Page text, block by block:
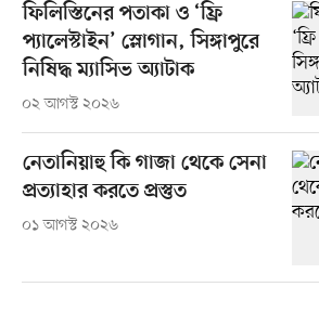
ফিলিস্তিনের পতাকা ও ‘ফ্রি
প্যালেস্টাইন’ স্লোগান, সিঙ্গাপুরে
নিষিদ্ধ ম্যাসিভ অ্যাটাক
০২ আগস্ট ২০২৬
নেতানিয়াহু কি গাজা থেকে সেনা
প্রত্যাহার করতে প্রস্তুত
০১ আগস্ট ২০২৬